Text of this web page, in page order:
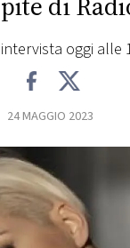
oggi alle
24 MAGGIO 2023